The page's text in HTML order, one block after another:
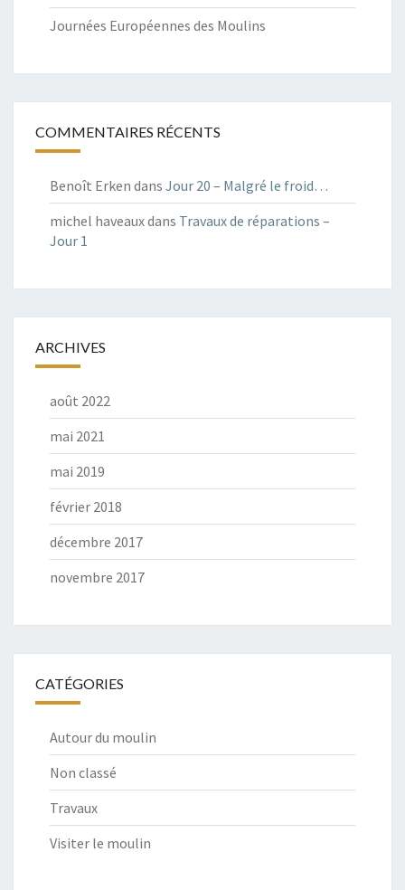
Journées Européennes des Moulins
COMMENTAIRES RÉCENTS
Benoît Erken dans Jour 20 – Malgré le froid…
michel haveauxdans Travaux de réparations –
Jour 1
ARCHIVES
août 2022
mai 2021
mai 2019
février 2018
décembre 2017
novembre 2017
CATÉGORIES
Autour du moulin
Non classé
Travaux
Visiter le moulin